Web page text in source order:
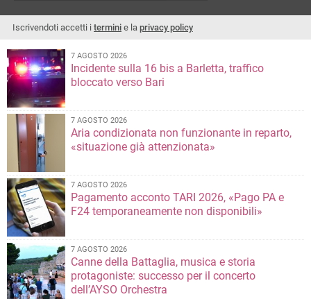
Iscrivendoti accetti i termini e la privacy policy
7 AGOSTO 2026
Incidente sulla 16 bis a Barletta, traffico
bloccato verso Bari
7 AGOSTO 2026
Aria condizionata non funzionante in reparto,
«situazione già attenzionata»
7 AGOSTO 2026
Pagamento acconto TARI 2026, «Pago PA e
F24 temporaneamente non disponibili»
7 AGOSTO 2026
Canne della Battaglia, musica e storia
protagoniste: successo per il concerto
dell’AYSO Orchestra